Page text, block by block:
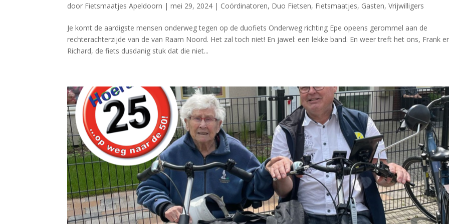
door Fietsmaatjes Apeldoorn |mei 29, 2024 | Coördinatoren, Duo Fietsen, Fietsmaatjes, Gasten,Vrijwilligers
Je komt de aardigste mensen onderweg tegen op de duofiets Onderweg richting Epe opeens gerommel aan de
rechterachterzijde van de van Raam Noord. Het zal toch niet! En jawel: een lekke band. En weer treft het ons, Frank
Richard, de fiets dusdanig stuk dat die niet...